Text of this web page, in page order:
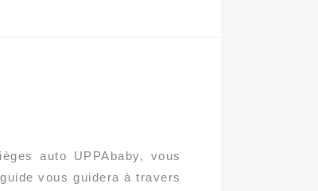
auto UPPAbaby, vous
vous guidera à travers